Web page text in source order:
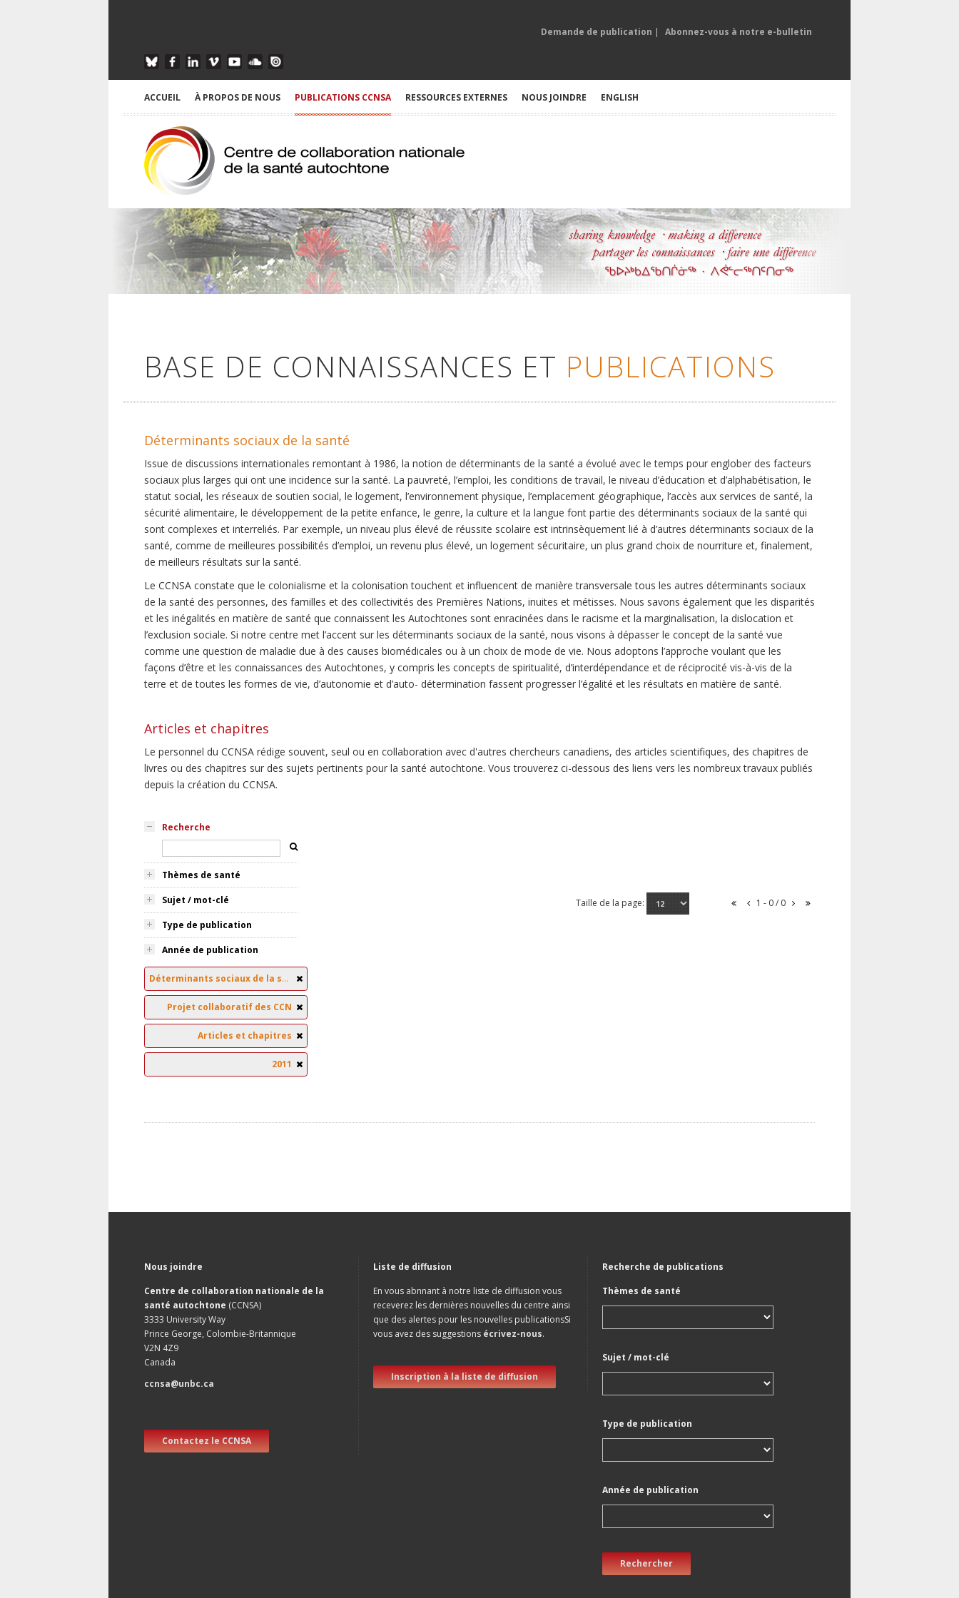
Demande de publication | Abonnez-vous à notre e-bulletin
ACCUEIL À PROPOS DE NOUS PUBLICATIONS CCNSA RESSOURCES EXTERNES NOUS JOINDRE ENGLISH
BASE DE CONNAISSANCES ET PUBLICATIONS
Déterminants sociaux de la santé
Issue de discussions internationales remontant à 1986, la notion de déterminants de la santé a évolué avec le temps pour englober des facteurs
sociaux plus larges qui ont une incidence sur la santé. La pauvreté, l’emploi, les conditions de travail, le niveau d’éducation et d’alphabétisation, le
statut social, les réseaux de soutien social, le logement, l’environnement physique, l’emplacement géographique, l’accès aux services de santé, la
sécurité alimentaire, le développement de la petite enfance, le genre, la culture et la langue font partie des déterminants sociaux de la santé qui
sont complexes et interreliés. Par exemple, un niveau plus élevé de réussite scolaire est intrinsèquement lié à d’autres déterminants sociaux de la
santé, comme de meilleures possibilités d’emploi, un revenu plus élevé, un logement sécuritaire, un plus grand choix de nourriture et, finalement,
de meilleurs résultats sur la santé.
Le CCNSA constate que le colonialisme et la colonisation touchent et influencent de manière transversale tous les autres déterminants sociaux
de la santé des personnes, des familles et des collectivités des Premières Nations, inuites et métisses. Nous savons également que les disparités
et les inégalités en matière de santé que connaissent les Autochtones sont enracinées dans le racisme et la marginalisation, la dislocation et
l’exclusion sociale. Si notre centre met l’accent sur les déterminants sociaux de la santé, nous visons à dépasser le concept de la santé vue
comme une question de maladie due à des causes biomédicales ou à un choix de mode de vie. Nous adoptons l’approche voulant que les
façons d’être et les connaissances des Autochtones, y compris les concepts de spiritualité, d’interdépendance et de réciprocité vis-à-vis de la
terre et de toutes les formes de vie, d’autonomie et d’auto- détermination fassent progresser l’égalité et les résultats en matière de santé.
Articles et chapitres
Le personnel du CCNSA rédige souvent, seul ou en collaboration avec d'autres chercheurs canadiens, des articles scientifiques, des chapitres de
livres ou des chapitres sur des sujets pertinents pour la santé autochtone. Vous trouverez ci-dessous des liens vers les nombreux travaux publiés
depuis la création du CCNSA.
Recherche
Thèmes de santé
Sujet / mot-clé
Type de publication
Année de publication
Déterminants sociaux de la santé
Projet collaboratif des CCN
Articles et chapitres
2011
Taille de la page: 1 - 0 / 0
Nous joindre
Centre de collaboration nationale de la
santé autochtone (CCNSA)
3333 University Way
Prince George, Colombie-Britannique
V2N 4Z9
Canada
ccnsa@unbc.ca
Contactez le CCNSA
Liste de diffusion
En vous abnnant à notre liste de diffusion vous
receverez les dernières nouvelles du centre ainsi
que des alertes pour les nouvelles publicationsSi
vous avez des suggestions écrivez-nous.
Inscription à la liste de diffusion
Recherche de publications
Thèmes de santé
Sujet / mot-clé
Type de publication
Année de publication
Rechercher